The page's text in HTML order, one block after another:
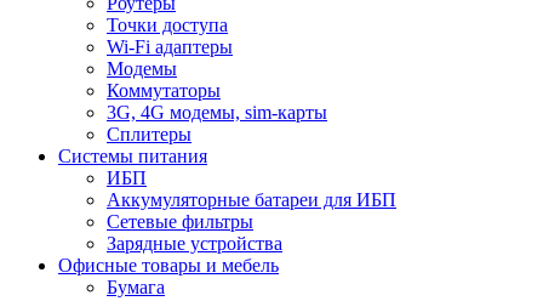
Точки доступа
Wi-Fi адаптеры
Модемы
Коммутаторы
3G, 4G модемы, sim-карты
Сплитеры
Системы питания
ИБП
Аккумуляторные батареи для ИБП
Сетевые фильтры
Зарядные устройства
Офисные товары и мебель
Бумага